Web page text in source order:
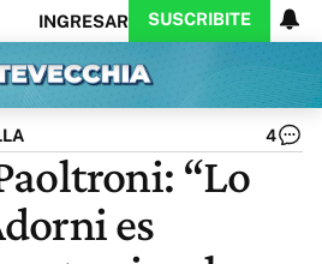
INGRESAR SUSCRIBITE
Opinión
Educación
Turismo
4
“Lo
es